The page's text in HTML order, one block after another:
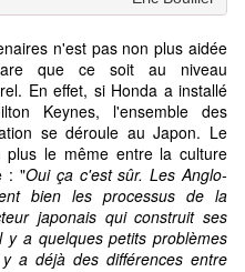
n'est pas non plus aidée
que ce soit au niveau
En effet, si Honda a installé
Keynes, l'ensemble des
se déroule au Japon. Le
le même entre la culture
: "Oui ça c'est sûr. Les Anglo-
bien les processus de la
japonais qui construit ses
a quelques petits problèmes
a déjà des différences entre